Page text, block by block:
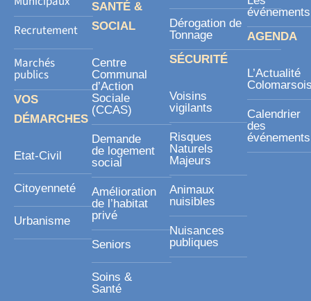
Recrutement
Marchés
publics
VOS
DÉMARCHES
Etat-Civil
Citoyenneté
Urbanisme
SANTÉ &
SOCIAL
Centre
Communal
d’Action
Sociale
(CCAS)
Demande
de logement
social
Amélioration
de l’habitat
privé
Seniors
Soins &
Santé
Dérogation de
Tonnage
SÉCURITÉ
Voisins
vigilants
Risques
Naturels
Majeurs
Animaux
nuisibles
Nuisances
publiques
événements
AGENDA
L’Actualité
Calendrier
des
événements